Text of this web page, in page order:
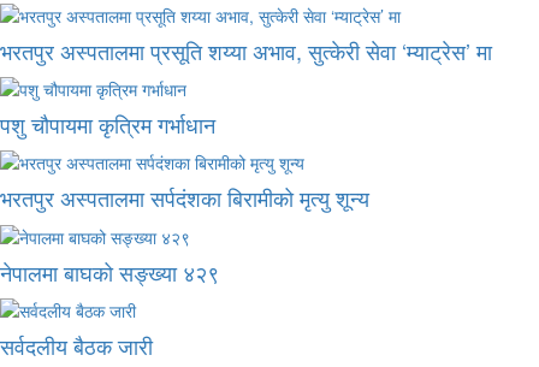
भरतपुर अस्पतालमा प्रसूति शय्या अभाव, सुत्केरी सेवा ‘म्याट्रेस’ मा
पशु चौपायमा कृत्रिम गर्भाधान
भरतपुर अस्पतालमा सर्पदंशका बिरामीको मृत्यु शून्य
नेपालमा बाघको सङ्ख्या ४२९
सर्वदलीय बैठक जारी